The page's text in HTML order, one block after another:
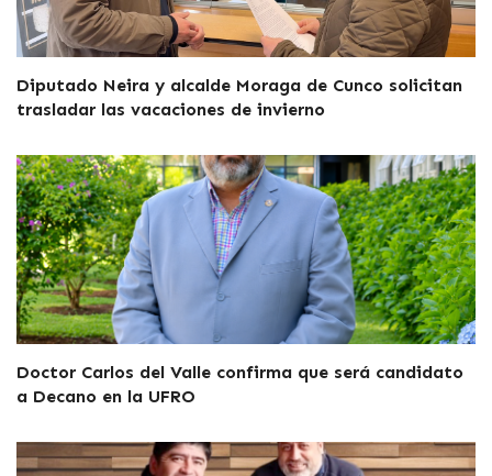
Diputado Neira y alcalde Moraga de Cunco solicitan
trasladar las vacaciones de invierno
Doctor Carlos del Valle confirma que será candidato
a Decano en la UFRO